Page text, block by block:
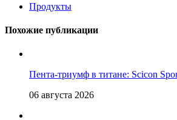
Продукты
Похожие публикации
Пента-триумф в титане: Scicon
06 августа 2026